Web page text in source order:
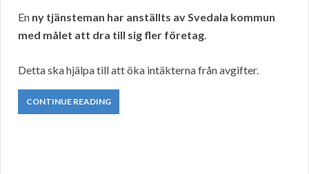
En ny tjänsteman har anställts av Svedala kommun
med målet att dra till sig fler företag.
Detta ska hjälpa till att öka intäkterna från avgifter.
CONTINUE READING